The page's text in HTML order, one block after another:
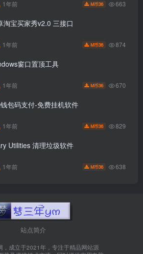
1年前 M币36 663
淘宝买家秀v2.0 三接口
1年前 M币36 874
窗口置顶工具
1年前 M币36 670
包码支付-免费挂机软件
1年前 M币36 829
Utilities 清理垃圾软件
1年前 M币36 638
站点简介
，成立于2021年，专注于精品网站源